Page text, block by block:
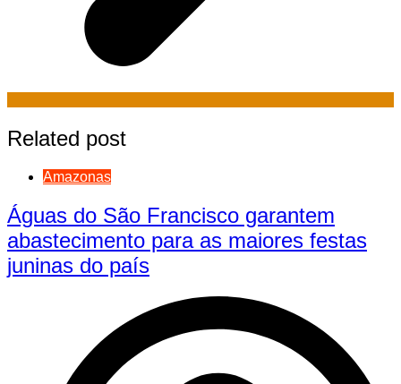
Related post
Amazonas
Águas do São Francisco garantem
abastecimento para as maiores festas
juninas do país